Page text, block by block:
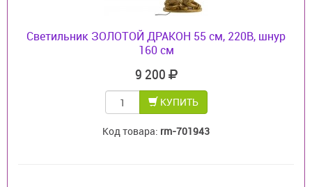
Светильник ЗОЛОТОЙ ДРАКОН 55 см, 220В, шнур
160 см
9 200
КУПИТЬ
Код товара: rm-701943